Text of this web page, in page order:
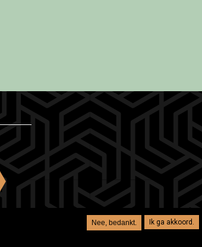
Ik ga akkoord.
Nee, bedankt.